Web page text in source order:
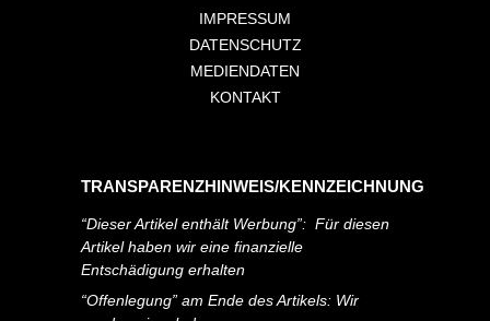
IMPRESSUM
DATENSCHUTZ
MEDIENDATEN
KONTAKT
TRANSPARENZHINWEIS/KENNZEICHNUNG
“Dieser Artikel enthält Werbung”: Für diesen
Artikel haben wir eine finanzielle
Entschädigung erhalten
“Offenlegung” am Ende des Artikels: Wir